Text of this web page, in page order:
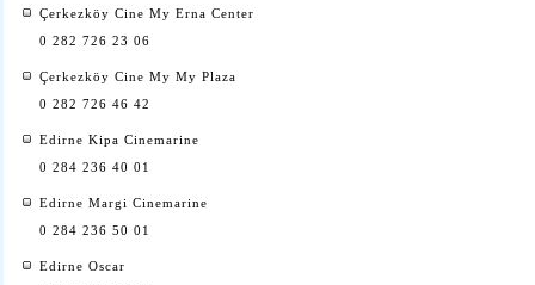
Çerkezköy Cine My Erna Center
0 282 726 23 06
Çerkezköy Cine My My Plaza
0 282 726 46 42
Edirne Kipa Cinemarine
0 284 236 40 01
Edirne Margi Cinemarine
0 284 236 50 01
Edirne Oscar